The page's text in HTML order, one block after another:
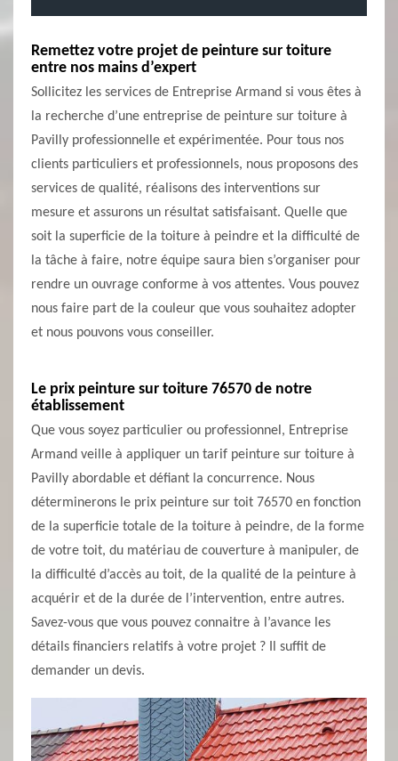
Remettez votre projet de peinture sur toiture
entre nos mains d’expert
Sollicitez les services de Entreprise Armand si vous êtes à
la recherche d’une entreprise de peinture sur toiture à
Pavilly professionnelle et expérimentée. Pour tous nos
clients particuliers et professionnels, nous proposons des
services de qualité, réalisons des interventions sur
mesure et assurons un résultat satisfaisant. Quelle que
soit la superficie de la toiture à peindre et la difficulté de
la tâche à faire, notre équipe saura bien s’organiser pour
rendre un ouvrage conforme à vos attentes. Vous pouvez
nous faire part de la couleur que vous souhaitez adopter
et nous pouvons vous conseiller.
Le prix peinture sur toiture 76570 de notre
établissement
Que vous soyez particulier ou professionnel, Entreprise
Armand veille à appliquer un tarif peinture sur toiture à
Pavilly abordable et défiant la concurrence. Nous
déterminerons le prix peinture sur toit 76570 en fonction
de la superficie totale de la toiture à peindre, de la forme
de votre toit, du matériau de couverture à manipuler, de
la difficulté d’accès au toit, de la qualité de la peinture à
acquérir et de la durée de l’intervention, entre autres.
Savez-vous que vous pouvez connaitre à l’avance les
détails financiers relatifs à votre projet ? Il suffit de
demander un devis.